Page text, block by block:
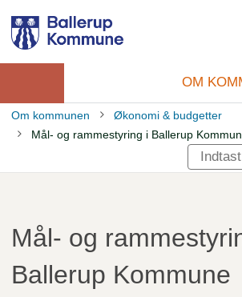
hovedindhold
Primær
navigation
OM
Brødkrumme
Om kommunen
Økonomi & budgetter
Mål- og rammestyring i Ballerup
Mål- og
Ballerup Kommune